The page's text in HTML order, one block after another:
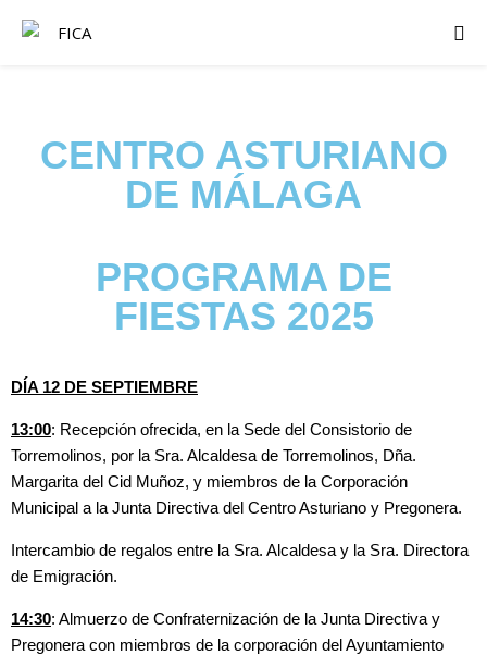
CENTRO ASTURIANO
DE MÁLAGA
PROGRAMA DE
FIESTAS 2025
DÍA 12 DE SEPTIEMBRE
13:00: Recepción ofrecida, en la Sede del Consistorio de
Torremolinos, por la Sra. Alcaldesa de Torremolinos, Dña.
Margarita del Cid Muñoz, y miembros de la Corporación
Municipal a la Junta Directiva del Centro Asturiano y Pregonera.
Intercambio de regalos entre la Sra. Alcaldesa y la Sra. Directora
de Emigración.
14:30: Almuerzo de Confraternización de la Junta Directiva y
Pregonera con miembros de la corporación del Ayuntamiento